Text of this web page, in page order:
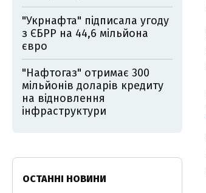
"Укрнафта" підписала угоду
з ЄБРР на 44,6 мільйона
євро
"Нафтогаз" отримає 300
мільйонів доларів кредиту
на відновлення
інфраструктури
ОСТАННІ НОВИНИ